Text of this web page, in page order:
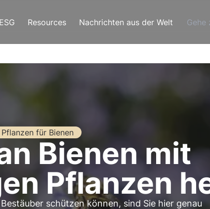
ESG Resources Nachrichten aus der Welt Gehe
Pflanzen für Bienen
Bienen mit
Pflanzen
schützen können, sind Sie hier genau